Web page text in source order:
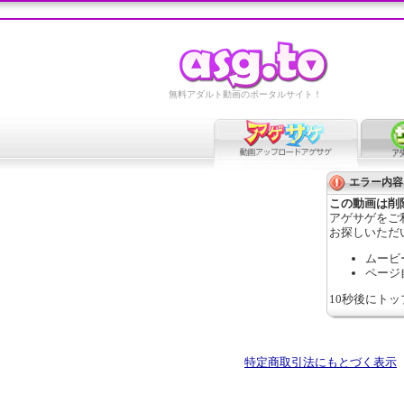
無料アダルト動画のポータルサイト！
エラー内容
この動画は削
アゲサゲをご
お探しいただ
ムービ
ページ
10秒後にト
特定商取引法にもとづく表示